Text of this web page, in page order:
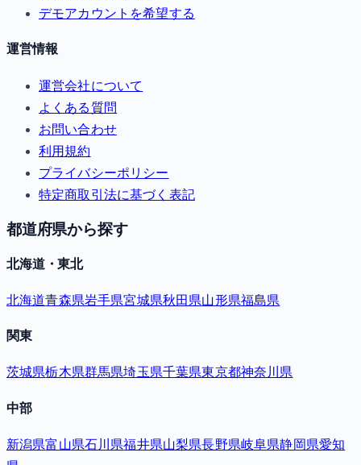
デモアカウントを希望する
運営情報
運営会社について
よくある質問
お問い合わせ
利用規約
プライバシーポリシー
特定商取引法に基づく表記
都道府県から探す
北海道・東北
北海道青森県岩手県宮城県秋田県山形県福島県
関東
茨城県栃木県群馬県埼玉県千葉県東京都神奈川県
中部
新潟県富山県石川県福井県山梨県長野県岐阜県静岡県愛知